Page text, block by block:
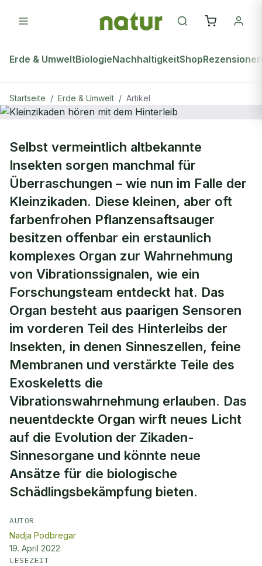
Erde & UmweltBiologieNachhaltigkeitShopRezensionen
Startseite / Erde & Umwelt / Artikel
Kleinzikaden hören mit dem
Hinterleib
Selbst vermeintlich altbekannte
Insekten sorgen manchmal für
Überraschungen – wie nun im Falle der
Kleinzikaden. Diese kleinen, aber oft
farbenfrohen Pflanzensaftsauger
besitzen offenbar ein erstaunlich
komplexes Organ zur Wahrnehmung
von Vibrationssignalen, wie ein
Forschungsteam entdeckt hat. Das
Organ besteht aus paarigen Sensoren
im vorderen Teil des Hinterleibs der
Insekten, in denen Sinneszellen, feine
Membranen und verstärkte Teile des
Exoskeletts die
Vibrationswahrnehmung erlauben. Das
neuentdeckte Organ wirft neues Licht
auf die Evolution der Zikaden-
Sinnesorgane und könnte neue
Ansätze für die biologische
Schädlingsbekämpfung bieten.
AUTOR
Nadja Podbregar
19. April 2022
LESEZEIT